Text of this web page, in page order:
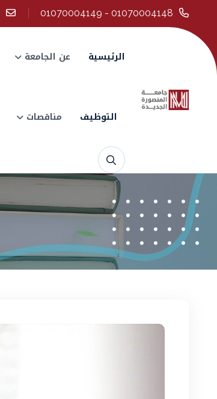
01070004148 - 01070004149
الرئيسية عن الجامعة
التوظيف مناقصات